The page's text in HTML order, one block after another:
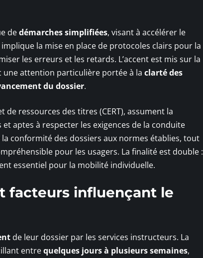
dedémarches simplifiées, visant à accélérer le
la mise en place de protocoles clairs pour la
les erreurs et les retards. L’accent est mis sur la
une attention particulière portée à la clarté des
du dossier.
de ressources des titres (CERT), assument la
aptes à respecter les exigences de la conduite
conformité des dossiers aux normes établies, tout
pour les usagers. La finalité est double :
essentiel pour la mobilité individuelle.
facteurs influençant le
de leur dossier par les services instructeurs. La
entrequelques jours à plusieurs semaines,